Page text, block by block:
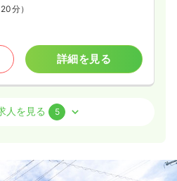
分）
詳細を見る
人を見る 5